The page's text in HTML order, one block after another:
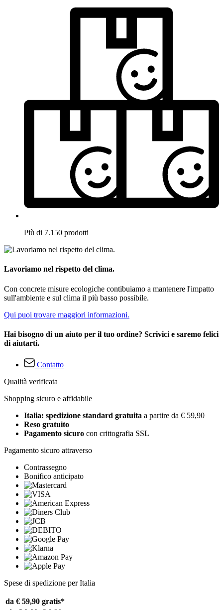
Più di 7.150 prodotti
Lavoriamo nel rispetto del clima.
Con concrete misure ecologiche contibuiamo a mantenere l'impatto
sull'ambiente e sul clima il più basso possibile.
Qui puoi trovare maggiori informazioni.
Hai bisogno di un aiuto per il tuo ordine? Scrivici e saremo felici
di aiutarti.
Contatto
Qualità verificata
Shopping sicuro e affidabile
Italia: spedizione standard gratuita a partire da € 59,90
Reso gratuito
Pagamento sicuro con crittografia SSL
Pagamento sicuro attraverso
Contrassegno
Bonifico anticipato
Spese di spedizione per Italia
da € 59,90 gratis*